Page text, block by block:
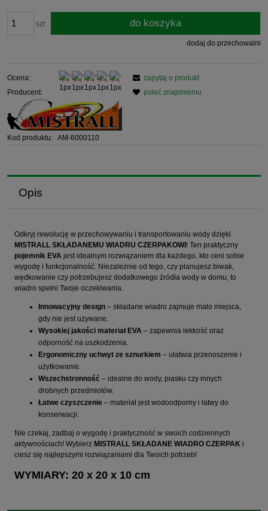
szt do koszyka
dodaj do przechowalni
Ocena:
Producent:
Kod produktu: AM-6000110
zapytaj o produkt
poleć znajomemu
Opis
Odkryj rewolucję w przechowywaniu i transportowaniu wody dzięki
MISTRALL SKŁADANEMU WIADRU CZERPAKOWI! Ten praktyczny
pojemnik EVA jest idealnym rozwiązaniem dla każdego, kto ceni sobie
wygodę i funkcjonalność. Niezależnie od tego, czy planujesz biwak,
wędkowanie czy potrzebujesz dodatkowego źródła wody w domu, to
wiadro spełni Twoje oczekiwania.
Innowacyjny design – składane wiadro zajmuje mało miejsca,
gdy nie jest używane.
Wysokiej jakości materiał EVA – zapewnia lekkość oraz
odporność na uszkodzenia.
Ergonomiczny uchwyt ze sznurkiem – ułatwia przenoszenie i
użytkowanie.
Wszechstronność – idealne do wody, piasku czy innych
drobnych przedmiotów.
Łatwe czyszczenie – materiał jest wodoodporny i łatwy do
konserwacji.
Nie czekaj, zadbaj o wygodę i praktyczność w swoich codziennych
aktywnościach! Wybierz MISTRALL SKŁADANE WIADRO CZERPAK i
ciesz się najlepszymi rozwiązaniami dla Twoich potrzeb!
WYMIARY: 20 x 20 x 10 cm